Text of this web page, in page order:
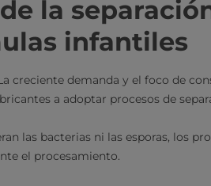
la
infantiles
creciente demanda y el foco de
a adoptar procesos de
las bacterias ni las esporas, los
el procesamiento.